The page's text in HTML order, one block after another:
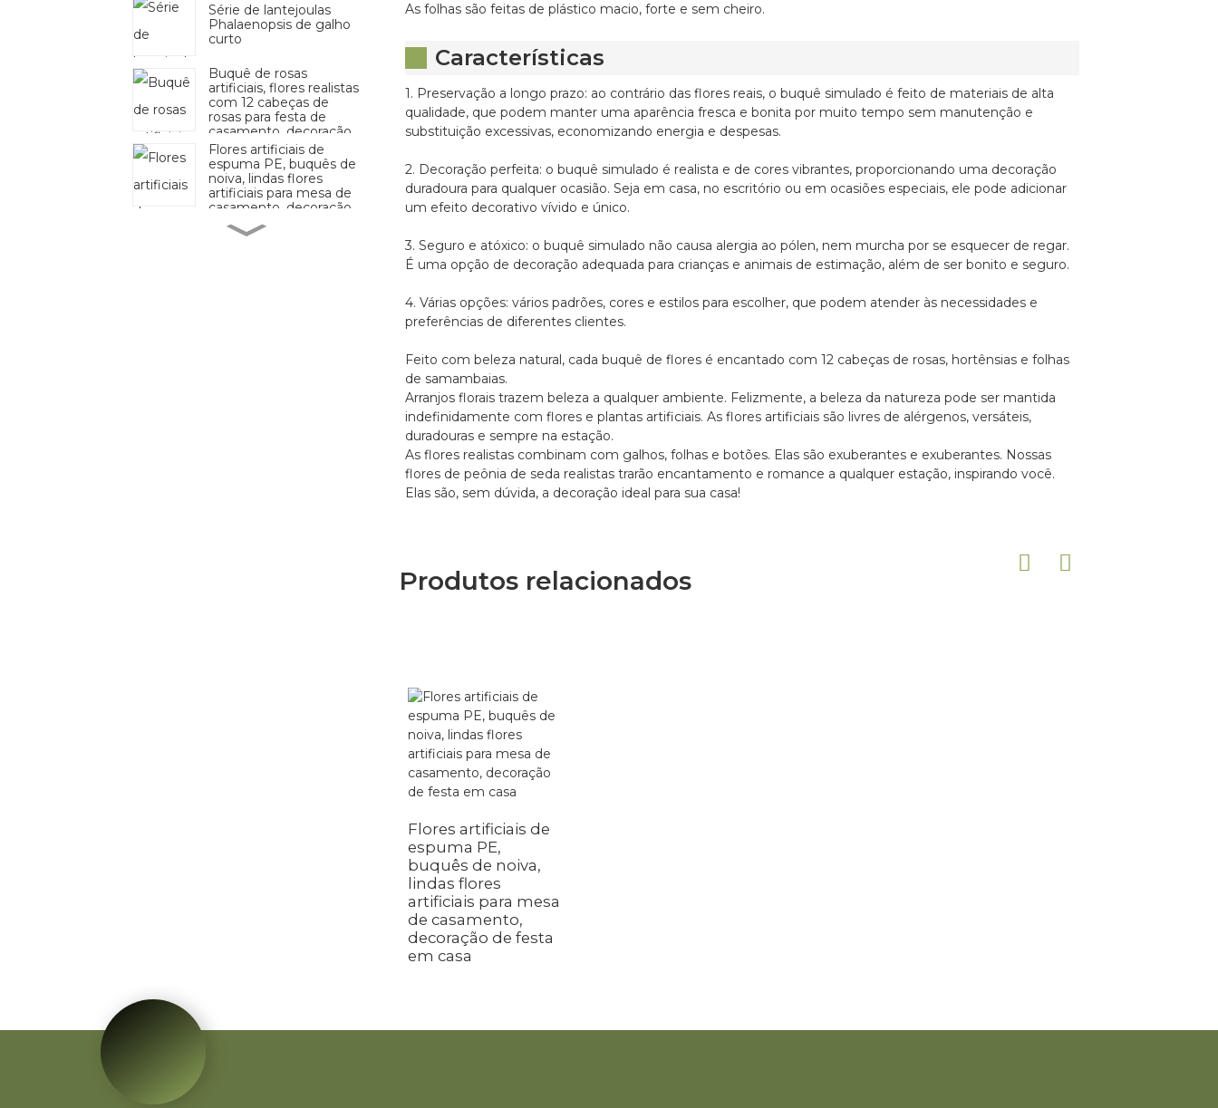
Série de lantejoulas
Phalaenopsis de galho
curto
Buquê de rosas
artificiais, flores realistas
com 12 cabeças de
rosas para festa de
casamento, decoração
de escritório em casa
Flores artificiais de
espuma PE, buquês de
noiva, lindas flores
artificiais para mesa de
casamento, decoração
de festa em casa
Flor de hortênsia
artificial para casa, festa
As folhas são feitas de plástico macio, forte e sem cheiro.
Características
1. Preservação a longo prazo: ao contrário das flores reais, o buquê simulado é feito de materiais de alta
qualidade, que podem manter uma aparência fresca e bonita por muito tempo sem manutenção e
substituição excessivas, economizando energia e despesas.
2. Decoração perfeita: o buquê simulado é realista e de cores vibrantes, proporcionando uma decoração
duradoura para qualquer ocasião. Seja em casa, no escritório ou em ocasiões especiais, ele pode adicionar
um efeito decorativo vívido e único.
3. Seguro e atóxico: o buquê simulado não causa alergia ao pólen, nem murcha por se esquecer de regar.
É uma opção de decoração adequada para crianças e animais de estimação, além de ser bonito e seguro.
4. Várias opções: vários padrões, cores e estilos para escolher, que podem atender às necessidades e
preferências de diferentes clientes.
Feito com beleza natural, cada buquê de flores é encantado com 12 cabeças de rosas, hortênsias e folhas
de samambaias.
Arranjos florais trazem beleza a qualquer ambiente. Felizmente, a beleza da natureza pode ser mantida
indefinidamente com flores e plantas artificiais. As flores artificiais são livres de alérgenos, versáteis,
duradouras e sempre na estação.
As flores realistas combinam com galhos, folhas e botões. Elas são exuberantes e exuberantes. Nossas
flores de peônia de seda realistas trarão encantamento e romance a qualquer estação, inspirando você.
Elas são, sem dúvida, a decoração ideal para sua casa!
Produtos relacionados
Flores artificiais de
espuma PE,
buquês de noiva,
lindas flores
artificiais para mesa
de casamento,
decoração de festa
em casa